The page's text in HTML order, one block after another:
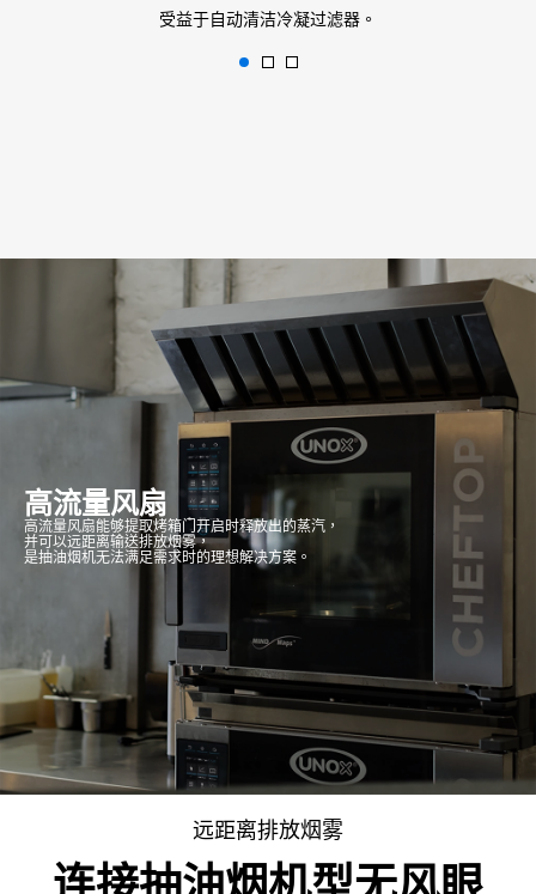
受益于自动清洁冷凝过滤器。
高流量风扇
高流量风扇能够提取烤箱门开启时释放出的蒸汽，
并可以远距离输送排放烟雾，
是抽油烟机无法满足需求时的理想解决方案。
远距离排放烟雾